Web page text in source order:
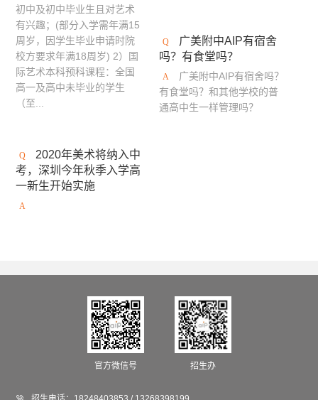
初中及初中毕业生且对艺术
有兴趣；(部分入学需年满15
周岁，因学生毕业申请时院
校方要求年满18周岁) 2）国
际艺术本科预科课程：全国
高一及高中未毕业的学生
（至...
广美附中AIP有宿舍
吗？有食堂吗？
广美附中AIP有宿舍吗？
有食堂吗？和其他学校的普
通高中生一样管理吗？
2020年美术将纳入中
考，深圳今年秋季入学高
一新生开始实施
官方微信号 招生办